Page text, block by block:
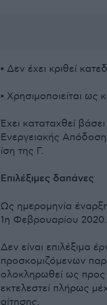
▪ Δεν έχει κριθεί
▪ Χρησιμοποιείται ως
Έχει καταταχθεί
Ενεργειακής
ίση της Γ.
Επιλέξιμες δαπάνες
Ως ημερομηνία
1η Φεβρουαρίου 2020.
Δεν είναι επιλέξιμα
προσκομιζόμενων
ολοκληρωθεί ως προς
εκτελεστεί πλήρως
αίτησης.